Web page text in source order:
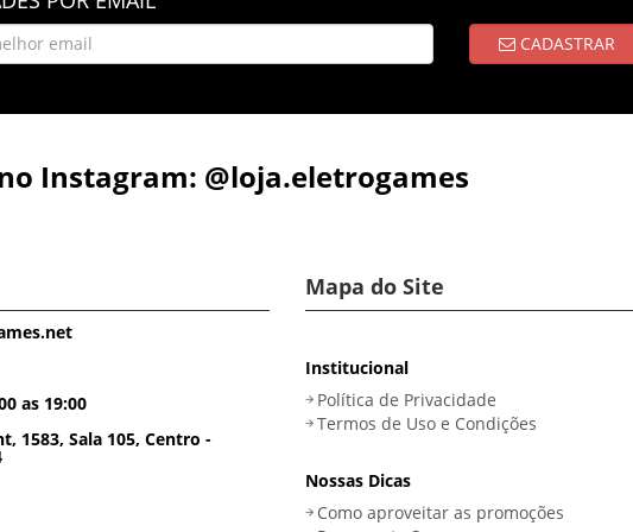
CADASTRAR
Instagram: @loja.eletrogames
as 19:00
1583, Sala 105, Centro -
Mapa do Site
Institucional
Política de Privacidade
Termos de Uso e Condições
Nossas Dicas
Como aproveitar as promoções